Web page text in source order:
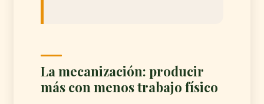
La mecanización: producir
más con menos trabajo físico